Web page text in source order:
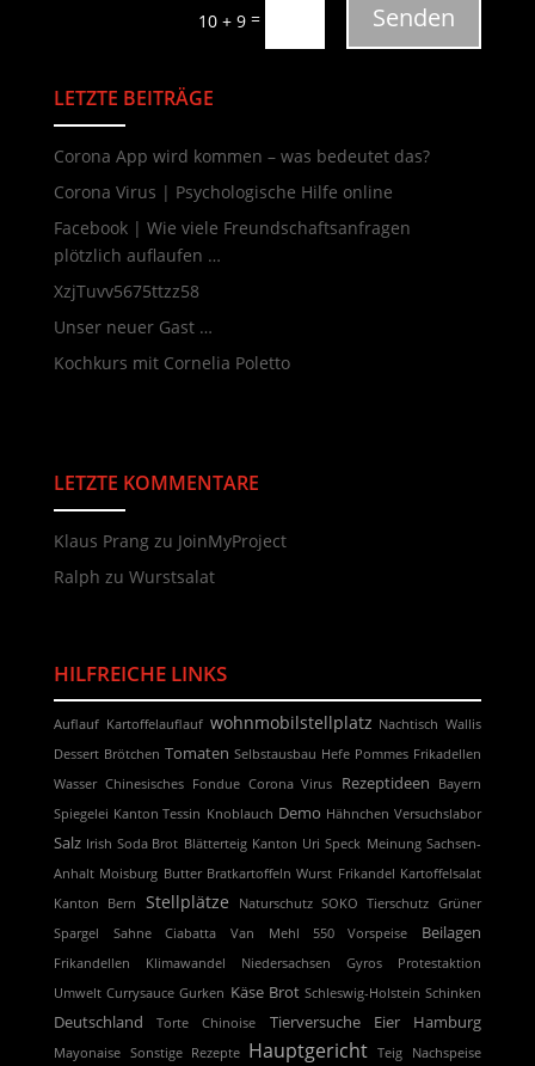
10 + 9 = Senden
LETZTE BEITRÄGE
Neueste Beiträge
Corona App wird kommen – was bedeutet das?
Corona Virus | Psychologische Hilfe online
Facebook | Wie viele Freundschaftsanfragen
plötzlich auflaufen …
XzjTuvv5675ttzz58
Unser neuer Gast …
Kochkurs mit Cornelia Poletto
LETZTE KOMMENTARE
Neueste Kommentare
Klaus Prangzu JoinMyProject
Ralph zu Wurstsalat
HILFREICHE LINKS
Auflauf Kartoffelauflauf wohnmobilstellplatz Nachtisch Wallis
Dessert Brötchen Tomaten Selbstausbau Hefe Pommes Frikadellen
Wasser Chinesisches Fondue Corona Virus Rezeptideen
Bayern
Spiegelei Kanton Tessin Knoblauch Demo Hähnchen Versuchslabor
Salz Irish Soda Brot Blätterteig Kanton Uri Speck Meinung Sachsen-
Anhalt Moisburg Butter Bratkartoffeln Wurst Frikandel Kartoffelsalat
Kanton Bern
Stellplätze Naturschutz SOKO Tierschutz Grüner
Spargel
Sahne Ciabatta Van Mehl 550 Vorspeise Beilagen
Frikandellen Klimawandel Niedersachsen Gyros
Protestaktion
Umwelt Currysauce Gurken Käse Brot Schleswig-Holstein Schinken
Deutschland Torte Chinoise Tierversuche Eier Hamburg
Mayonaise Sonstige Rezepte Hauptgericht Teig
Nachspeise